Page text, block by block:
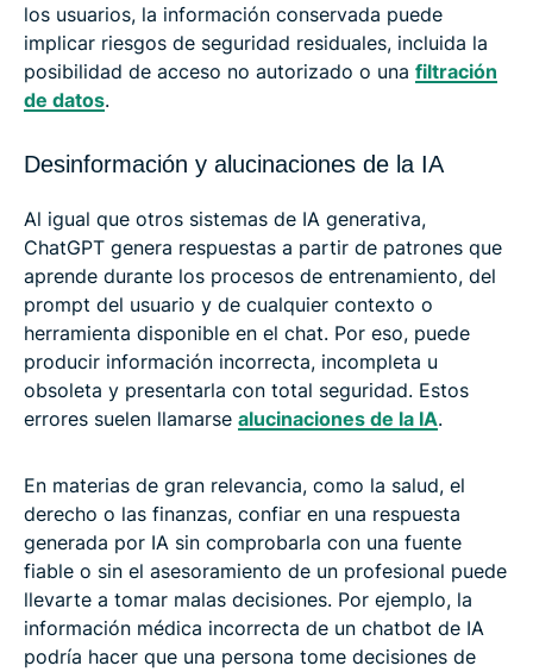
los usuarios, la información conservada puede
implicar riesgos de seguridad residuales, incluida la
posibilidad de acceso no autorizado o una filtración
de datos.
Desinformación y alucinaciones de la IA
Al igual que otros sistemas de IA generativa,
ChatGPT genera respuestas a partir de patrones que
aprende durante los procesos de entrenamiento, del
prompt del usuario y de cualquier contexto o
herramienta disponible en el chat. Por eso, puede
producir información incorrecta, incompleta u
obsoleta y presentarla con total seguridad. Estos
errores suelen llamarse alucinaciones de la IA.
En materias de gran relevancia, como la salud, el
derecho o las finanzas, confiar en una respuesta
generada por IA sin comprobarla con una fuente
fiable o sin el asesoramiento de un profesional puede
llevarte a tomar malas decisiones. Por ejemplo, la
información médica incorrecta de un chatbot de IA
podría hacer que una persona tome decisiones de